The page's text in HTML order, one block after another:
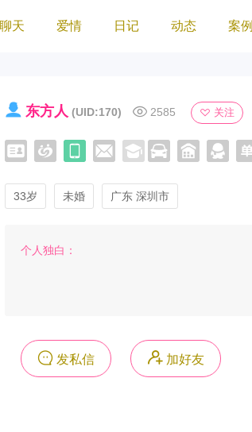
聊天 爱情 日记 动态 案例
东方人 (UID:170) 2585 关注
33岁 未婚 广东 深圳市
个人独白：
发私信 加好友